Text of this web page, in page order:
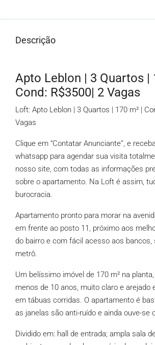
Descrição
Apto Leblon | 3 Quartos |
Cond: R$3500| 2 Vagas
Loft: Apto Leblon | 3 Quartos | 170 m² |
Vagas
Clique em “Contatar Anunciante”, e
whatsapp para agendar sua visita
nosso site, com todas as informações
sobre o apartamento. Na Loft é assim,
burocracia.
Apartamento pronto para morar na
em frente ao posto 11, próximo aos
do bairro e com fácil acesso aos bancos,
metrô.
Um belíssimo imóvel de 170 m² na
menos de 10 anos, muito claro e arejado
em tábuas corridas. O apartamento é
as janelas são anti-ruído e ainda ouve-se
Dividido em: hall de entrada; ampla sala